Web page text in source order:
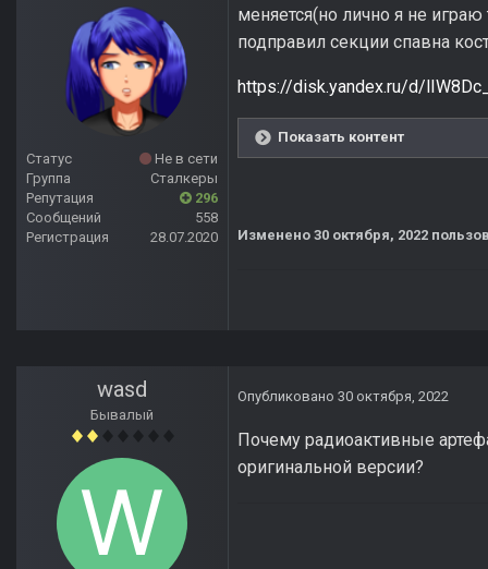
Статус
Не в сети
Группа
Сталкеры
Репутация
296
Сообщений
558
Регистрация
28.07.2020
меняется(но лично я не
подправил секции спавна
https://disk.yandex.ru/d/
Показать контент
Изменено 30 октября, 2022
wasd
Бывалый
Опубликовано 30 октября, 2022
Почему радиоактивные
оригинальной версии?